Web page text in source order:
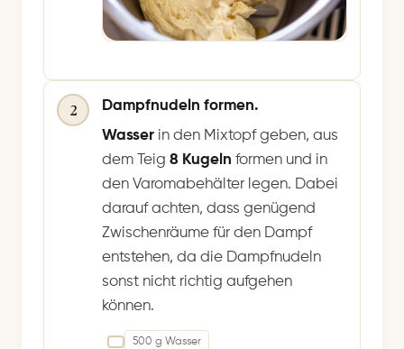
2
Dampfnudeln formen.
Wasser in den Mixtopf geben, aus
dem Teig 8 Kugeln formen und in
den Varomabehälter legen. Dabei
darauf achten, dass genügend
Zwischenräume für den Dampf
entstehen, da die Dampfnudeln
sonst nicht richtig aufgehen
können.
500 g Wasser